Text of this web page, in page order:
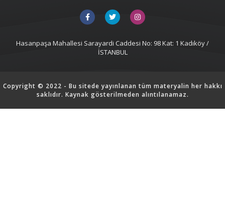
Hasanpaşa Mahallesi Sarayardi Caddesi No: 98 Kat: 1 Kadıköy /
İSTANBUL
Copyright © 2022 - Bu sitede yayınlanan tüm materyalin her hakkı
saklıdır. Kaynak gösterilmeden alıntılanamaz.